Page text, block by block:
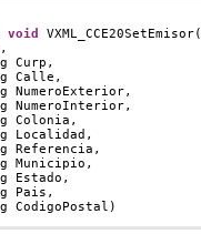
void
VXML_CCE20SetEmisor(
Curp,
Calle,
NumeroExterior,
NumeroInterior,
Colonia,
Localidad,
Referencia,
Municipio,
Estado,
Pais,
CodigoPostal)